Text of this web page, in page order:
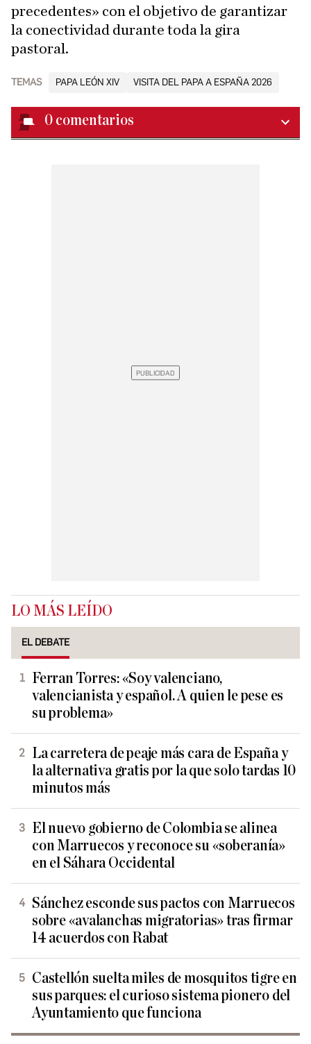
precedentes» con el objetivo de garantizar
la conectividad durante toda la gira
pastoral.
TEMAS PAPA LEÓN XIV VISITA DEL PAPA A ESPAÑA 2026
0 comentarios
LO MÁS LEÍDO
EL DEBATE
Ferran Torres: «Soy valenciano,
valencianista y español. A quien le pese es
su problema»
La carretera de peaje más cara de España y
la alternativa gratis por la que solo tardas 10
minutos más
El nuevo gobierno de Colombia se alinea
con Marruecos y reconoce su «soberanía»
en el Sáhara Occidental
Sánchez esconde sus pactos con Marruecos
sobre «avalanchas migratorias» tras firmar
14 acuerdos con Rabat
Castellón suelta miles de mosquitos tigre en
sus parques: el curioso sistema pionero del
Ayuntamiento que funciona